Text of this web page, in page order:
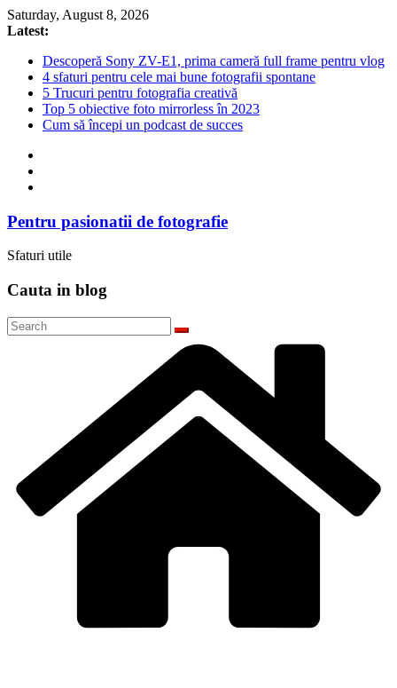
Skip
to
Saturday, August 8, 2026
Latest:
Descoperă Sony ZV-E1, prima cameră full frame pentru vlog
4 sfaturi pentru cele mai bune fotografii spontane
5 Trucuri pentru fotografia creativă
Top 5 obiective foto mirrorless în 2023
Cum să începi un podcast de succes
Pentru pasionatii de fotografie
Sfaturi utile
Cauta in blog